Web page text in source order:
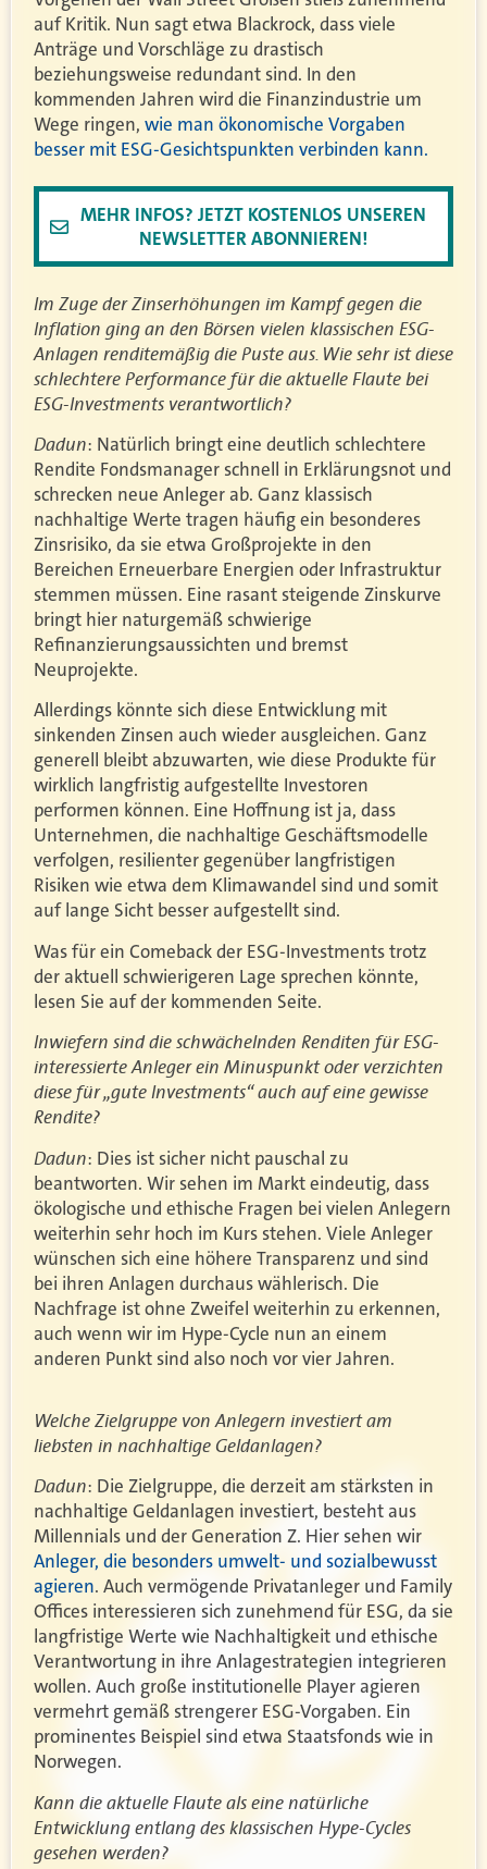
auf Kritik. Nun sagt etwa Blackrock, dass viele
Anträge und Vorschläge zu drastisch
beziehungsweise redundant sind. In den
kommenden Jahren wird die Finanzindustrie um
Wege ringen, wie man ökonomische Vorgaben
besser mit ESG-Gesichtspunkten verbinden kann.
MEHR INFOS? JETZT KOSTENLOS UNSEREN
NEWSLETTER ABONNIEREN!
Im Zuge der Zinserhöhungen im Kampf gegen die
Inflation ging an den Börsen vielen klassischen ESG-
Anlagen renditemäßig die Puste aus. Wie sehr ist diese
schlechtere Performance für die aktuelle Flaute bei
ESG-Investments verantwortlich?
Dadun: Natürlich bringt eine deutlich schlechtere
Rendite Fondsmanager schnell in Erklärungsnot und
schrecken neue Anleger ab. Ganz klassisch
nachhaltige Werte tragen häufig ein besonderes
Zinsrisiko, da sie etwa Großprojekte in den
Bereichen Erneuerbare Energien oder Infrastruktur
stemmen müssen. Eine rasant steigende Zinskurve
bringt hier naturgemäß schwierige
Refinanzierungsaussichten und bremst
Neuprojekte.
Allerdings könnte sich diese Entwicklung mit
sinkenden Zinsen auch wieder ausgleichen. Ganz
generell bleibt abzuwarten, wie diese Produkte für
wirklich langfristig aufgestellte Investoren
performen können. Eine Hoffnung ist ja, dass
Unternehmen, die nachhaltige Geschäftsmodelle
verfolgen, resilienter gegenüber langfristigen
Risiken wie etwa dem Klimawandel sind und somit
auf lange Sicht besser aufgestellt sind.
Was für ein Comeback der ESG-Investments trotz
der aktuell schwierigeren Lage sprechen könnte,
lesen Sie auf der kommenden Seite.
Inwiefern sind die schwächelnden Renditen für ESG-
interessierte Anleger ein Minuspunkt oder verzichten
diese für „gute Investments“ auch auf eine gewisse
Rendite?
Dadun: Dies ist sicher nicht pauschal zu
beantworten. Wir sehen im Markt eindeutig, dass
ökologische und ethische Fragen bei vielen Anlegern
weiterhin sehr hoch im Kurs stehen. Viele Anleger
wünschen sich eine höhere Transparenz und sind
bei ihren Anlagen durchaus wählerisch. Die
Nachfrage ist ohne Zweifel weiterhin zu erkennen,
auch wenn wir im Hype-Cycle nun an einem
anderen Punkt sind also noch vor vier Jahren.
Welche Zielgruppe von Anlegern investiert am
liebsten in nachhaltige Geldanlagen?
Dadun: Die Zielgruppe, die derzeit am stärksten in
nachhaltige Geldanlagen investiert, besteht aus
Millennials und der Generation Z. Hier sehen wir
Anleger, die besonders umwelt- und sozialbewusst
agieren. Auch vermögende Privatanleger und Family
Offices interessieren sich zunehmend für ESG, da sie
langfristige Werte wie Nachhaltigkeit und ethische
Verantwortung in ihre Anlagestrategien integrieren
wollen. Auch große institutionelle Player agieren
vermehrt gemäß strengerer ESG-Vorgaben. Ein
prominentes Beispiel sind etwa Staatsfonds wie in
Norwegen.
Kann die aktuelle Flaute als eine natürliche
Entwicklung entlang des klassischen Hype-Cycles
gesehen werden?